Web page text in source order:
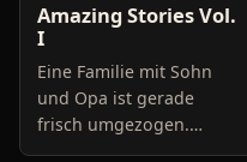
Amazing Stories Vol.
I
Eine Familie mit Sohn
und Opa ist gerade
frisch umgezogen.
Allerdings an einen Ort,